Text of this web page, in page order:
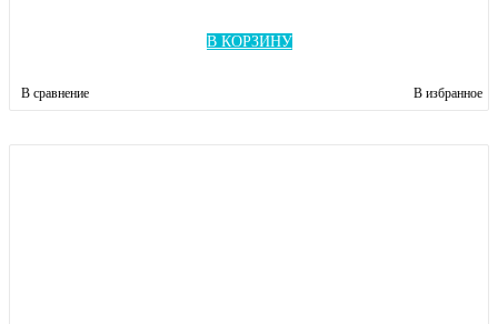
В КОРЗИНУ
В сравнение В избранное